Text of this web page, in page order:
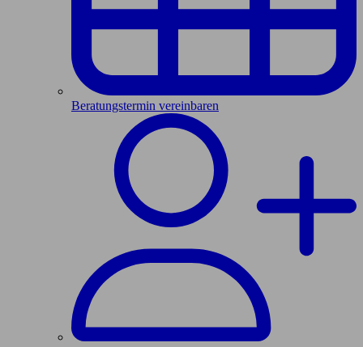
Beratungstermin vereinbaren